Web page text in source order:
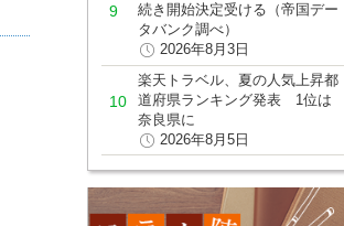
続き開始決定受ける（帝国デー
タバンク調べ）
2026年8月3日
楽天トラベル、夏の人気上昇都
道府県ランキング発表 1位は
奈良県に
2026年8月5日